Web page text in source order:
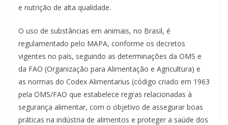
e nutrição de alta qualidade.
O uso de substâncias em animais, no Brasil, é
regulamentado pelo MAPA, conforme os decretos
vigentes no país, seguindo as determinações da OMS e
da FAO (Organização para Alimentação e Agricultura) e
as normas do Codex Alimentarius (código criado em 1963
pela OMS/FAO que estabelece regras relacionadas à
segurança alimentar, com o objetivo de assegurar boas
práticas na indústria de alimentos e proteger a saúde dos